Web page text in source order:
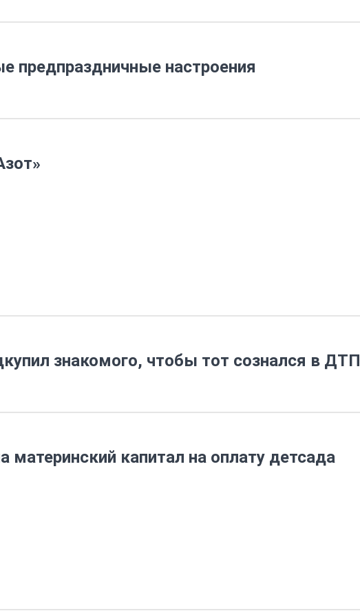
предпраздничные настроения
знакомого, чтобы тот сознался в ДТП
материнский капитал на оплату детсада